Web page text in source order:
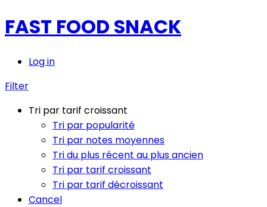
FAST FOOD SNACK
Log in
Filter
Tri par tarif croissant
Tri par popularité
Tri par notes moyennes
Tri du plus récent au plus ancien
Tri par tarif croissant
Tri par tarif décroissant
Cancel